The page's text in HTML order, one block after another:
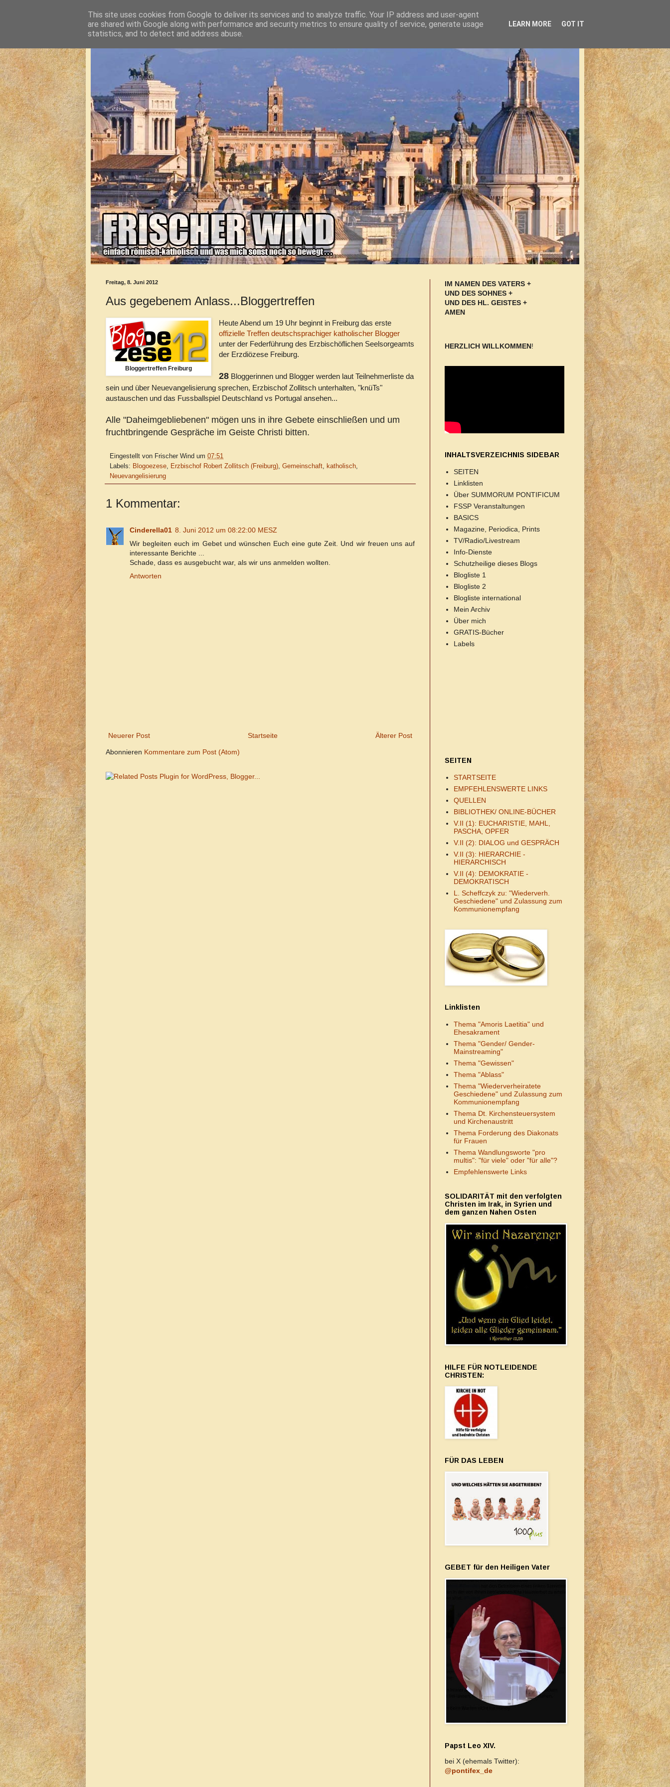
Freitag, 8. Juni 2012
Aus gegebenem Anlass...Bloggertreffen
Bloggertreffen Freiburg
Heute Abend um 19 Uhr beginnt in Freiburg das erste
offizielle Treffen deutschsprachiger katholischer Blogger
unter der Federführung des Erzbischöflichen Seelsorgeamts
der Erzdiözese Freiburg.
28 Bloggerinnen und Blogger werden laut Teilnehmerliste da
sein und über Neuevangelisierung sprechen, Erzbischof Zollitsch unterhalten, "knüTs"
austauschen und das Fussballspiel Deutschland vs Portugal ansehen...
Alle "Daheimgebliebenen" mögen uns in ihre Gebete einschließen und um
fruchtbringende Gespräche im Geiste Christi bitten.
Eingestellt von Frischer Wind um 07:51
Labels: Blogoezese, Erzbischof Robert Zollitsch (Freiburg), Gemeinschaft, katholisch,
Neuevangelisierung
1 Kommentar:
Cinderella01 8. Juni 2012 um 08:22:00 MESZ
Wir begleiten euch im Gebet und wünschen Euch eine gute Zeit. Und wir freuen uns auf
interessante Berichte ...
Schade, dass es ausgebucht war, als wir uns anmelden wollten.
Antworten
Neuerer Post Älterer Post
Startseite
Abonnieren Kommentare zum Post (Atom)
IM NAMEN DES VATERS +
UND DES SOHNES +
UND DES HL. GEISTES +
AMEN
HERZLICH WILLKOMMEN!
INHALTSVERZEICHNIS SIDEBAR
SEITEN
Linklisten
Über SUMMORUM PONTIFICUM
FSSP Veranstaltungen
BASICS
Magazine, Periodica, Prints
TV/Radio/Livestream
Info-Dienste
Schutzheilige dieses Blogs
Blogliste 1
Blogliste 2
Blogliste international
Mein Archiv
Über mich
GRATIS-Bücher
Labels
SEITEN
STARTSEITE
EMPFEHLENSWERTE LINKS
QUELLEN
BIBLIOTHEK/ ONLINE-BÜCHER
V.II (1): EUCHARISTIE, MAHL,
PASCHA, OPFER
V.II (2): DIALOG und GESPRÄCH
V.II (3): HIERARCHIE -
HIERARCHISCH
V.II (4): DEMOKRATIE -
DEMOKRATISCH
L. Scheffczyk zu: "Wiederverh.
Geschiedene" und Zulassung zum
Kommunionempfang
Linklisten
Thema "Amoris Laetitia" und
Ehesakrament
Thema "Gender/ Gender-
Mainstreaming"
Thema "Gewissen"
Thema "Ablass"
Thema "Wiederverheiratete
Geschiedene" und Zulassung zum
Kommunionempfang
Thema Dt. Kirchensteuersystem
und Kirchenaustritt
Thema Forderung des Diakonats
für Frauen
Thema Wandlungsworte "pro
multis": "für viele" oder "für alle"?
Empfehlenswerte Links
SOLIDARITÄT mit den verfolgten
Christen im Irak, in Syrien und
dem ganzen Nahen Osten
HILFE FÜR NOTLEIDENDE
CHRISTEN:
FÜR DAS LEBEN
GEBET für den Heiligen Vater
Papst Leo XIV.
bei X (ehemals Twitter):
@pontifex_de
This site uses cookies from Google to deliver its services and to analyze traffic. Your IP address and user-agent
are shared with Google along with performance and security metrics to ensure quality of service, generate usage
statistics, and to detect and address abuse.
LEARN MORE GOT IT